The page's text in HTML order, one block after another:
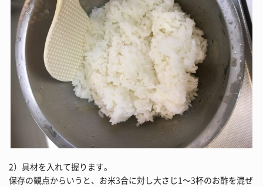
2）具材を入れて握ります。
保存の観点からいうと、お米3合に対し大さじ1～3杯のお酢を混ぜ